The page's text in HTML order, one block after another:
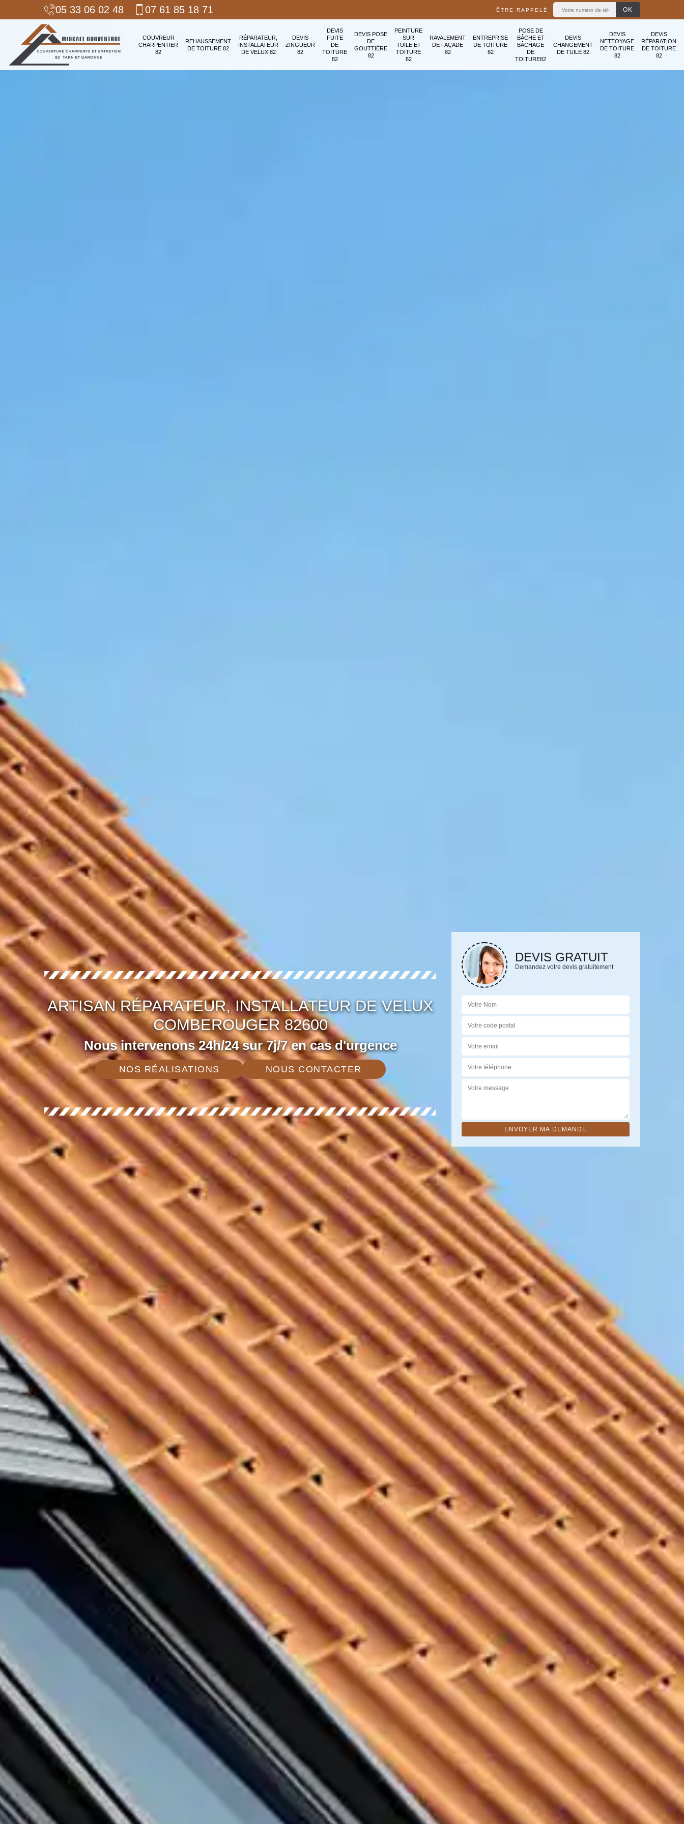
05 33 06 02 48 07 61 85 18 71 ÊTRE RAPPELÉ
COUVREUR
CHARPENTIER
82
REHAUSSEMENT
DE TOITURE 82
RÉPARATEUR,
INSTALLATEUR
DE VELUX 82
DEVIS
ZINGUEUR
82
DEVIS
FUITE
DE
TOITURE
82
DEVIS POSE
DE
GOUTTIÈRE
82
PEINTURE
SUR
TUILE ET
TOITURE
82
RAVALEMENT
DE FAÇADE
82
ENTREPRISE
DE TOITURE
82
POSE DE
BÂCHE ET
BÂCHAGE
DE
TOITURE82
DEVIS
CHANGEMENT
DE TUILE 82
DEVIS
NETTOYAGE
DE TOITURE
82
DEVIS
RÉPARATION
DE TOITURE
82
ARTISAN RÉPARATEUR, INSTALLATEUR DE VELUX
COMBEROUGER 82600
Nous intervenons 24h/24 sur 7j/7 en cas d'urgence
NOS RÉALISATIONS NOUS CONTACTER
DEVIS GRATUIT
Demandez votre devis gratuitement